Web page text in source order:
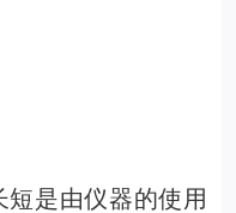
是由仪器的使用